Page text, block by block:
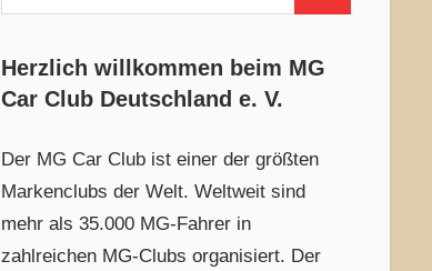
nach:
Herzlich willkommen beim MG
Car Club Deutschland e. V.
Der MG Car Club ist einer der größten
Markenclubs der Welt. Weltweit sind
mehr als 35.000 MG-Fahrer in
zahlreichen MG-Clubs organisiert. Der